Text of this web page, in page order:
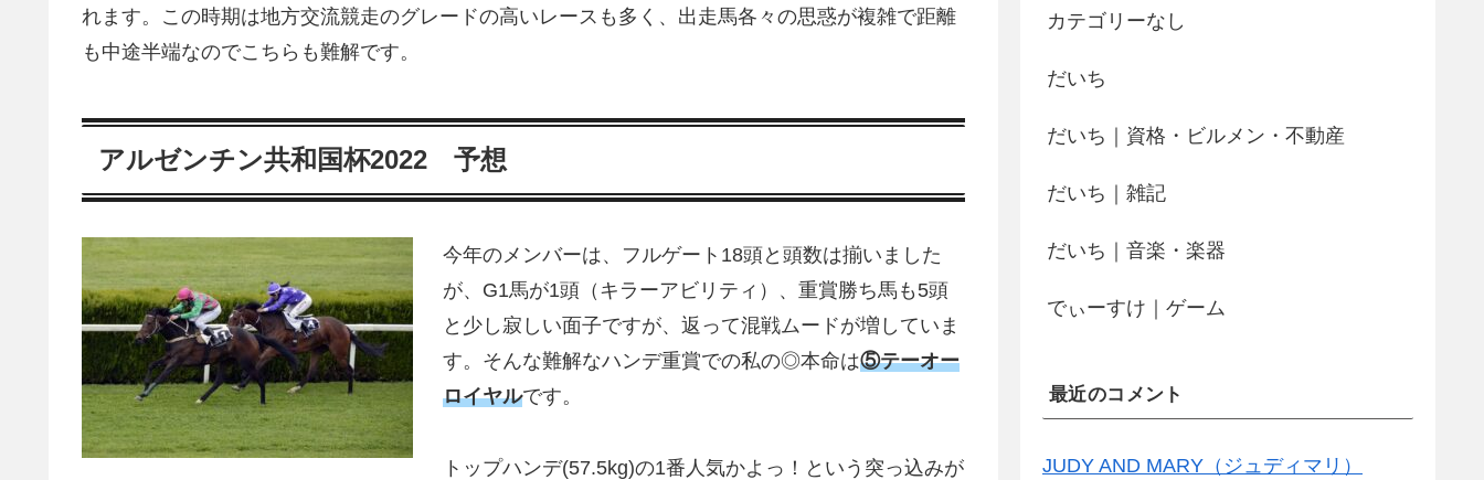
れます。この時期は地方交流競走のグレードの高いレースも多く、出走馬各々の思惑が複雑で距離
も中途半端なのでこちらも難解です。
アルゼンチン共和国杯2022 予想
今年のメンバーは、フルゲート18頭と頭数は揃いました
が、G1馬が1頭（キラーアビリティ）、重賞勝ち馬も5頭
と少し寂しい面子ですが、返って混戦ムードが増していま
す。そんな難解なハンデ重賞での私の◎本命は⑤テーオー
ロイヤルです。
トップハンデ(57.5kg)の1番人気かよっ！という突っ込みが
カテゴリーなし
だいち
だいち｜資格・ビルメン・不動産
だいち｜雑記
だいち｜音楽・楽器
でぃーすけ｜ゲーム
最近のコメント
JUDY AND MARY（ジュディマリ）